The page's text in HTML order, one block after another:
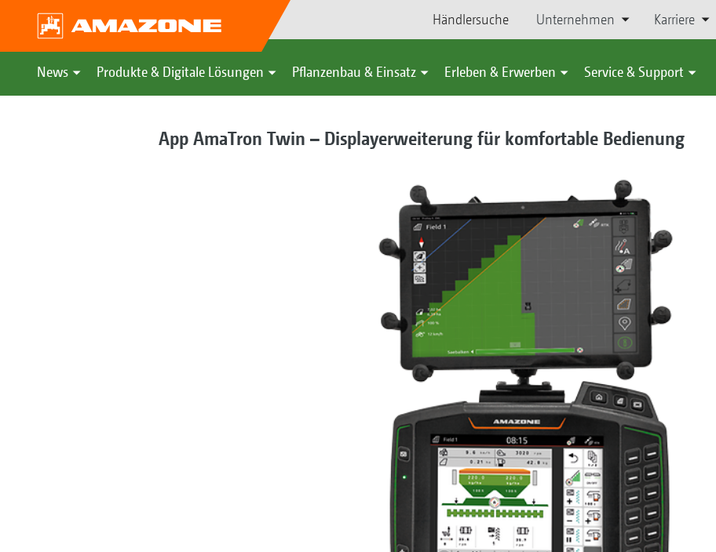
Händlersuche Unternehmen Karriere
News Produkte & Digitale Lösungen Pflanzenbau & Einsatz Erleben & Erwerben Service & Support
App AmaTron Twin – Displayerweiterung für komfortable Bedienung